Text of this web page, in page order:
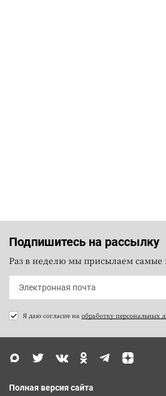
Подпишитесь на рассылку
Раз в неделю мы присылаем самые
Я даю согласие на обработку персональных
Полная версия сайта